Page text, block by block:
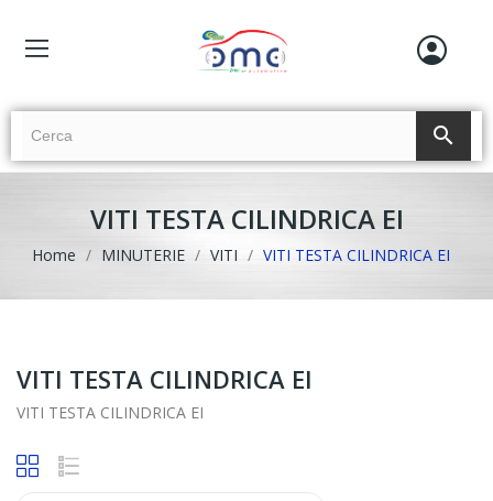
search
VITI TESTA CILINDRICA EI
Home MINUTERIE VITI VITI TESTA CILINDRICA EI
VITI TESTA CILINDRICA EI
VITI TESTA CILINDRICA EI